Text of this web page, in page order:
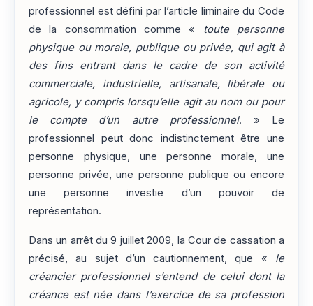
professionnel est défini par l’article liminaire du Code
de la consommation comme « toute personne
physique ou morale, publique ou privée, qui agit à
des fins entrant dans le cadre de son activité
commerciale, industrielle, artisanale, libérale ou
agricole, y compris lorsqu’elle agit au nom ou pour
le compte d’un autre professionnel. » Le
professionnel peut donc indistinctement être une
personne physique, une personne morale, une
personne privée, une personne publique ou encore
une personne investie d’un pouvoir de
représentation.
Dans un arrêt du 9 juillet 2009, la Cour de cassation a
précisé, au sujet d’un cautionnement, que « le
créancier professionnel s’entend de celui dont la
créance est née dans l’exercice de sa profession